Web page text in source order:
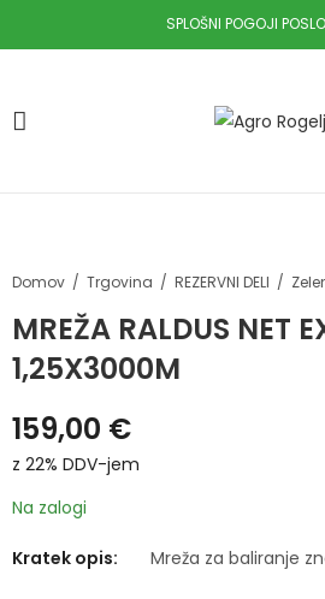
SPLOŠNI POGOJI
Domov Trgovina REZERVNI DELI
MREŽA RALDUS NET
1,25X3000M
159,00 €
z 22% DDV-jem
Na zalogi
Kratek opis: Mreža za baliranje